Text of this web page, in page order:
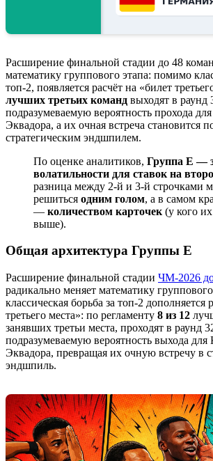
Расширение финальной стадии до 48
математику группового этапа: помимо
топ-2, появляется расчёт на «билет
лучших третьих команд выходят в
подразумеваемую вероятность прохода
Эквадора, а их очная встреча становится
стратегическим эндшпилем.
По оценке аналитиков, Группа E —
волатильности для ставок на
разница между 2-й и 3-й строчками
решиться одним голом, а в самом
— количеством карточек (у кого
выше).
Общая архитектура Группы E
Расширение финальной стадии ЧМ-2026
радикально меняет математику
классическая борьба за топ-2 дополняется
третьего места»: по регламенту 8 из 12
занявших третьи места, проходят в раунд
подразумеваемую вероятность выхода для
Эквадора, превращая их очную встречу в
эндшпиль.